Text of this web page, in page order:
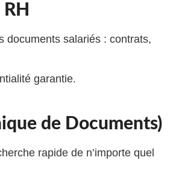
documents salariés : contrats,
garantie.
de Documents)
rapide de n’importe quel